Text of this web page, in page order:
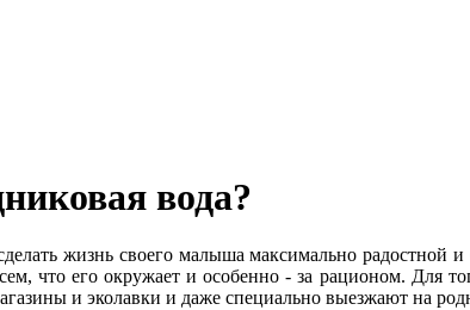
вода?
жизнь своего малыша максимально радостной
что его окружает и особенно - за рационом. Для
и эколавки и даже специально выезжают на